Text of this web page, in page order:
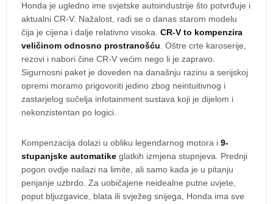
Honda je ugledno ime svjetske autoindustrije što potvrđuje i
aktualni CR-V. Nažalost, radi se o danas starom modelu
čija je cijena i dalje relativno visoka. CR-V to kompenzira
veličinom odnosno prostranošću. Oštre crte karoserije,
rezovi i nabori čine CR-V većim nego li je zapravo.
Sigurnosni paket je doveden na današnju razinu a serijskoj
opremi moramo prigovoriti jedino zbog neintuitivnog i
zastarjelog sučelja infotainment sustava koji je dijelom i
nekonzistentan po logici.
Kompenzacija dolazi u obliku legendarnog motora i 9-
stupanjske automatike glatkih izmjena stupnjeva. Prednji
pogon ovdje nailazi na limite, ali samo kada je u pitanju
penjanje uzbrdo. Za uobičajene neidealne putne uvjete,
poput bljuzgavice, blata ili svježeg snijega, Honda ima sve